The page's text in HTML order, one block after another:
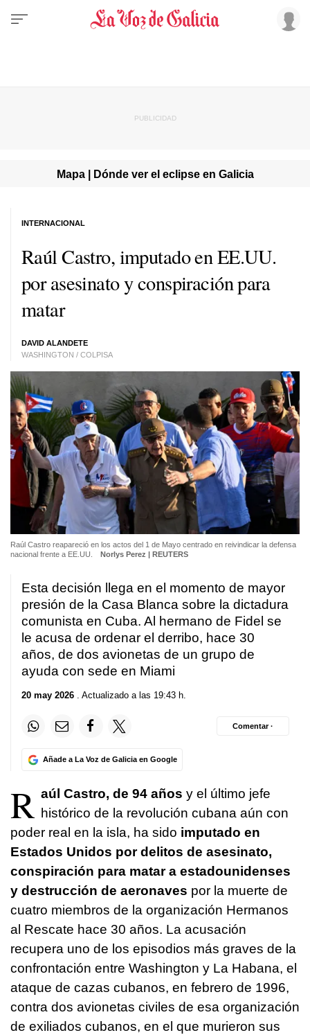
Mapa | Dónde ver el eclipse en Galicia
Raúl Castro, imputado en EE.UU.
por asesinato y conspiración para
matar
DAVID ALANDETE
WASHINGTON / COLPISA
INTERNACIONAL
Raúl Castro reapareció en los actos del 1 de Mayo centrado en reivindicar la defensa
nacional frente a EE.UU.
Norlys Perez | REUTERS
Esta decisión llega en el momento de mayor
presión de la Casa Blanca sobre la dictadura
comunista en Cuba. Al hermano de Fidel se
le acusa de ordenar el derribo, hace 30
años, de dos avionetas de un grupo de
ayuda con sede en Miami
20 may 2026 . Actualizado a las 19:43 h.
Añade a La Voz de Galicia en Google
Comentar ·
R aúl Castro, de 94 años y el último jefe
histórico de la revolución cubana aún con
poder real en la isla, ha sido imputado en
Estados Unidos por delitos de asesinato,
conspiración para matar a estadounidenses
y destrucción de aeronaves por la muerte de
cuatro miembros de la organización Hermanos
al Rescate hace 30 años. La acusación
recupera uno de los episodios más graves de la
confrontación entre Washington y La Habana, el
ataque de cazas cubanos, en febrero de 1996,
contra dos avionetas civiles de esa organización
de exiliados cubanos, en el que murieron sus